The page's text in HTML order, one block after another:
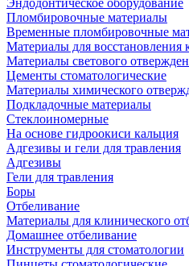
Эндодонтическое оборудование
Пломбировочные материалы
Временные пломбировочные
Материалы для восстановления
Материалы светового
Цементы стоматологические
Материалы химического
Подкладочные материалы
Стеклоиномерные
На основе гидроокиси кальция
Адгезивы и гели для травления
Адгезивы
Гели для травления
Боры
Отбеливание
Материалы для клинического
Домашнее отбеливание
Инструменты для стоматологии